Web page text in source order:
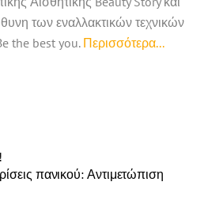
των εναλλακτικών τεχνικών
the best you. Περισσότερα...
πανικού: Αντιμετώπιση